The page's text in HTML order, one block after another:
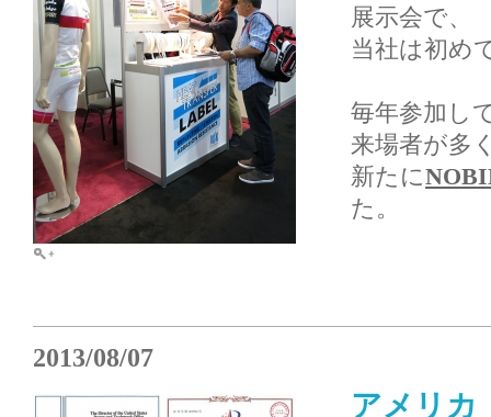
展示会で、
当社は初め
毎年参加し
来場者が多
新たに
た。
2013/08/07
アメリカ